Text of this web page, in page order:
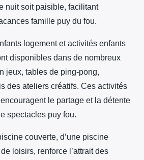
nuit soit paisible, facilitant
famille puy du fou.
logement et activités enfants
disponibles dans de nombreux
jeux, tables de ping-pong,
des ateliers créatifs. Ces activités
le partage et la détente
spectacles puy fou.
couverte, d’une piscine
loisirs, renforce l’attrait des